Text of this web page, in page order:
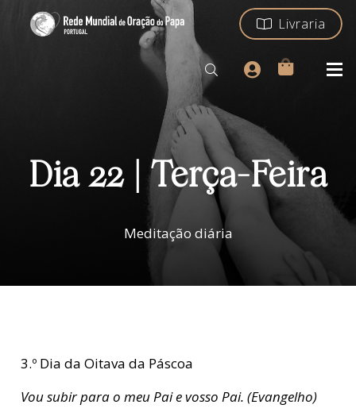
Livraria
Dia 22 | Terça-Feira
Meditação diária
3.º Dia da Oitava da Páscoa
Vou subir para o meu Pai e vosso Pai. (Evangelho)